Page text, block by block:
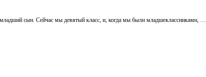
младший сын. Сейчас мы девятый класс, и, когда мы были младшеклассниками, …